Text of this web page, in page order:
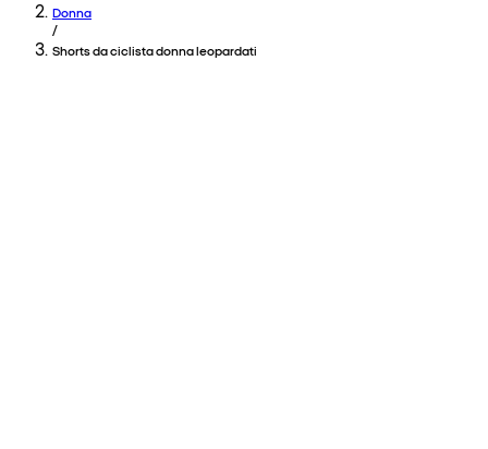
Donna
/
Shorts da ciclista donna leopardati